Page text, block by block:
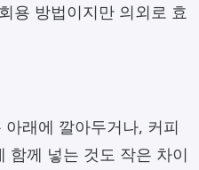
용 방법이지만 의외로 효
래에 깔아두거나, 커피
함께 넣는 것도 작은 차이